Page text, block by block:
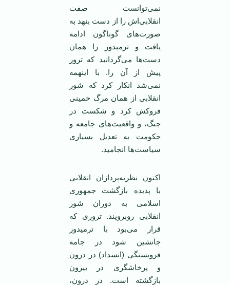
نمی‌توانست صفت
انقلابی‌اش را از دست بنهد به
صورت‌های گوناگون ادامه
يافت و ترميدور را همان
دست‌ها می‌گردانيد که ترور
پيش از آن را. با اينهمه
نمی‌شد انکار کرد که شور
انقلابی از همان مرگ خمينی
فروکش کرد و شکست در
جنگ، و واقعيت‌های جامعه و
حکومت به تعديل بسياری
سياست‌ها انجاميد.
اکنون نظريه‌پردازان انقلابی
با پديده بازگشت جمهوری
اسلامی ‌به دوران شور
انقلابی روبرويند. تروری که
قرار می‌بود با ترميدور
جانشين شود در جامه
فروبستگی (انسداد) در درون
و پرخاشگری در بيرون
بازگشته است. در درون،